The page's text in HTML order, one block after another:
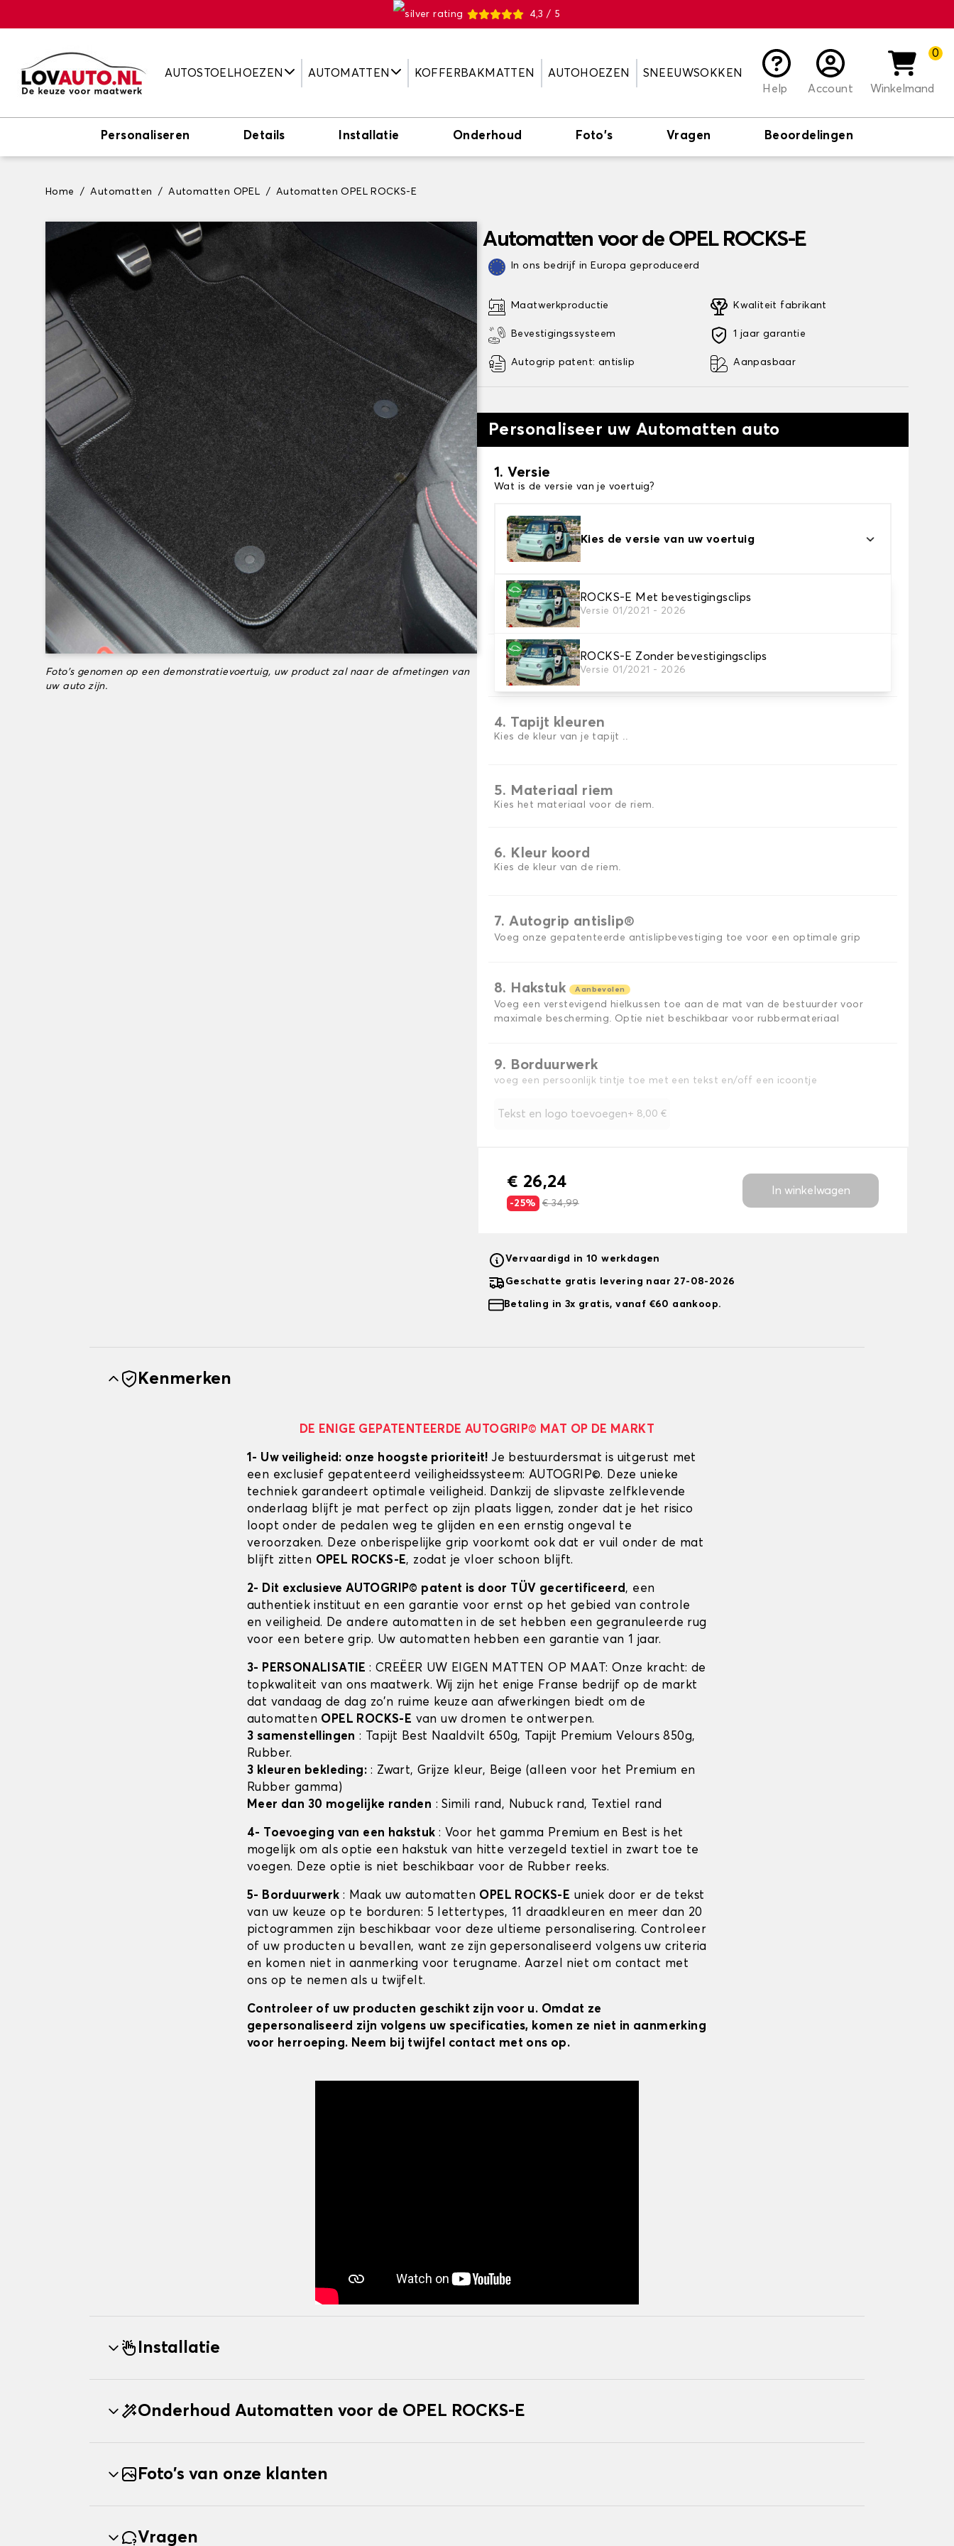
4,3 / 5
AUTOSTOELHOEZEN AUTOMATTEN KOFFERBAKMATTEN AUTOHOEZEN
SNEEUWSOKKEN
Help
Account
0
Winkelmand
Personaliseren Details Installatie Onderhoud Foto's Vragen Beoordelingen
Home Automatten Automatten OPEL Automatten OPEL ROCKS-E
Foto's genomen op een demonstratievoertuig, uw product zal naar de afmetingen van
uw auto zijn.
Automatten voor de OPEL ROCKS-E
In ons bedrijf in Europa geproduceerd
Maatwerkproductie
Bevestigingssysteem
Autogrip patent: antislip
Kwaliteit fabrikant
1 jaar garantie
Aanpasbaar
Personaliseer uw Automatten auto
1. Versie
Wat is de versie van je voertuig?
Kies de versie van uw voertuig
ROCKS-E Met bevestigingsclips
Versie 01/2021 - 2026
ROCKS-E Zonder bevestigingsclips
Versie 01/2021 - 2026
2. Materiaal
Kies het materiaal van uw automatten
3. Aantal matten
Selecteer het aantal automatten dat je nodig hebt.
4. Tapijt kleuren
Kies de kleur van je tapijt ..
5. Materiaal riem
Kies het materiaal voor de riem.
6. Kleur koord
Kies de kleur van de riem.
7. Autogrip antislip®
Voeg onze gepatenteerde antislipbevestiging toe voor een optimale grip
8. Hakstuk Aanbevolen
Voeg een verstevigend hielkussen toe aan de mat van de bestuurder voor
maximale bescherming. Optie niet beschikbaar voor rubbermateriaal
9. Borduurwerk
voeg een persoonlijk tintje toe met een tekst en/off een icoontje
Tekst en logo toevoegen+ 8,00 €
€ 26,24
-25% € 34,99
In winkelwagen
Vervaardigd in 10 werkdagen
Geschatte gratis levering naar 27-08-2026
Betaling in 3x gratis, vanaf €60 aankoop.
Kenmerken
DE ENIGE GEPATENTEERDE AUTOGRIP© MAT OP DE MARKT
1- Uw veiligheid: onze hoogste prioriteit!Je bestuurdersmat is uitgerust met
een exclusief gepatenteerd veiligheidssysteem: AUTOGRIP©. Deze unieke
techniek garandeert optimale veiligheid. Dankzij de slipvaste zelfklevende
onderlaag blijft je mat perfect op zijn plaats liggen, zonder dat je het risico
loopt onder de pedalen weg te glijden en een ernstig ongeval te
veroorzaken. Deze onberispelijke grip voorkomt ook dat er vuil onder de mat
blijft zitten OPEL ROCKS-E, zodat je vloer schoon blijft.
2- Dit exclusieve AUTOGRIP© patent is door TÜV gecertificeerd, een
authentiek instituut en een garantie voor ernst op het gebied van controle
en veiligheid. De andere automatten in de set hebben een gegranuleerde rug
voor een betere grip. Uw automatten hebben een garantie van 1 jaar.
3- PERSONALISATIE: CREËER UW EIGEN MATTEN OP MAAT: Onze kracht: de
topkwaliteit van ons maatwerk. Wij zijn het enige Franse bedrijf op de markt
dat vandaag de dag zo'n ruime keuze aan afwerkingen biedt om de
automatten OPEL ROCKS-E van uw dromen te ontwerpen.
3 samenstellingen : Tapijt Best Naaldvilt 650g, Tapijt Premium Velours 850g,
Rubber.
3 kleuren bekleding: : Zwart, Grijze kleur, Beige (alleen voor het Premium en
Rubber gamma)
Meer dan 30 mogelijke randen : Simili rand, Nubuck rand, Textiel rand
4- Toevoeging van een hakstuk : Voor het gamma Premium en Best is het
mogelijk om als optie een hakstuk van hitte verzegeld textiel in zwart toe te
voegen. Deze optie is niet beschikbaar voor de Rubber reeks.
5- Borduurwerk : Maak uw automatten OPEL ROCKS-E uniek door er de tekst
van uw keuze op te borduren: 5 lettertypes, 11 draadkleuren en meer dan 20
pictogrammen zijn beschikbaar voor deze ultieme personalisering. Controleer
of uw producten u bevallen, want ze zijn gepersonaliseerd volgens uw criteria
en komen niet in aanmerking voor terugname. Aarzel niet om contact met
ons op te nemen als u twijfelt.
Controleer of uw producten geschikt zijn voor u. Omdat ze
gepersonaliseerd zijn volgens uw specificaties, komen ze niet in aanmerking
voor herroeping. Neem bij twijfel contact met ons op.
Installatie
Onderhoud Automatten voor de OPEL ROCKS-E
Foto's van onze klanten
Vragen